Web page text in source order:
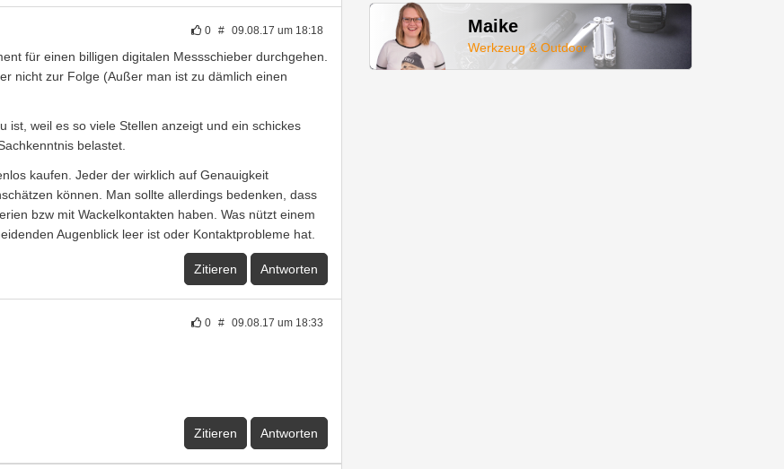
0 # 09.08.17 um 18:18
für einen billigen digitalen Messschieber durchgehen.
nicht zur Folge (Außer man ist zu dämlich einen
ist, weil es so viele Stellen anzeigt und ein schickes
belastet.
kaufen. Jeder der wirklich auf Genauigkeit
können. Man sollte allerdings bedenken, dass
bzw mit Wackelkontakten haben. Was nützt einem
Augenblick leer ist oder Kontaktprobleme hat.
Zitieren Antworten
0 # 09.08.17 um 18:33
Zitieren Antworten
Maike
Werkzeug & Outdoor